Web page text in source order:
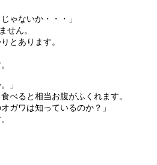
ゃないか・・・」
せん。
とあります。
」
べると相当お腹がふくれます。
ガワは知っているのか？」